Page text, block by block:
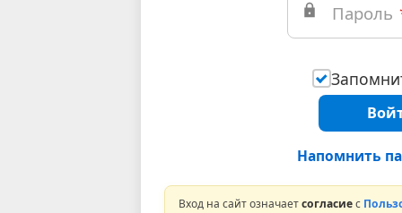
Пароль
Напомнить
Вход на сайт означаетсогласиес